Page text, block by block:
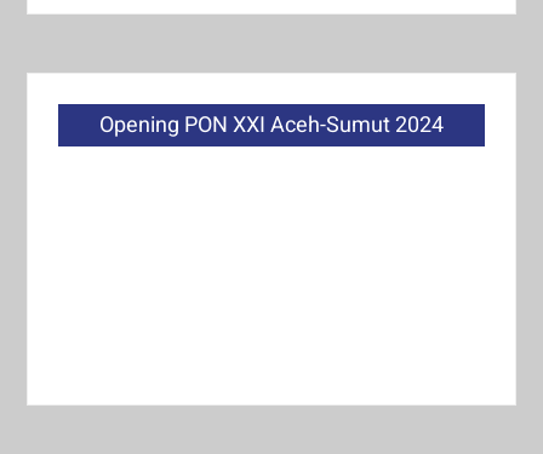
Opening PON XXI Aceh-Sumut 2024